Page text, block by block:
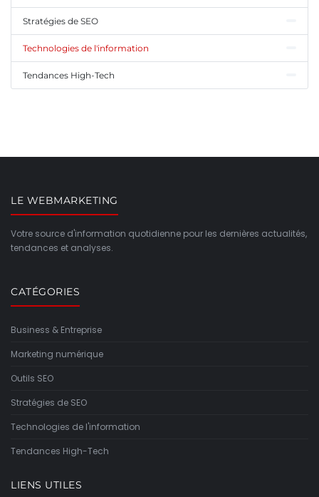
Stratégies de SEO
Technologies de l'information
Tendances High-Tech
LE WEBMARKETING
Votre source d'information quotidienne pour les dernières actualités,
tendances et analyses.
CATÉGORIES
Business & Entreprise
Marketing numérique
Outils SEO
Stratégies de SEO
Technologies de l'information
Tendances High-Tech
LIENS UTILES